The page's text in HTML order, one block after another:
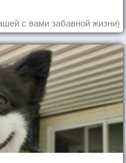
с вами забавной жизни)